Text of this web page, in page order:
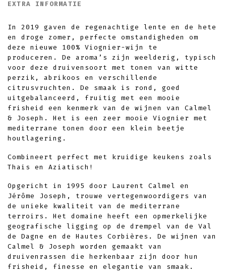
EXTRA INFORMATIE
In 2019 gaven de regenachtige lente en de hete
en droge zomer, perfecte omstandigheden om
deze nieuwe 100% Viognier-wijn te
produceren. De aroma’s zijn weelderig, typisch
voor deze druivensoort met tonen van witte
perzik, abrikoos en verschillende
citrusvruchten. De smaak is rond, goed
uitgebalanceerd, fruitig met een mooie
frisheid een kenmerk van de wijnen van Calmel
& Joseph. Het is een zeer mooie Viognier met
mediterrane tonen door een klein beetje
houtlagering.
Combineert perfect met kruidige keukens zoals
Thais en Aziatisch!
Opgericht in 1995 door Laurent Calmel en
Jérôme Joseph, trouwe vertegenwoordigers van
de unieke kwaliteit van de mediterrane
terroirs. Het domaine heeft een opmerkelijke
geografische ligging op de drempel van de Val
de Dagne en de Hautes Corbières. De wijnen van
Calmel & Joseph worden gemaakt van
druivenrassen die herkenbaar zijn door hun
frisheid, finesse en elegantie van smaak.